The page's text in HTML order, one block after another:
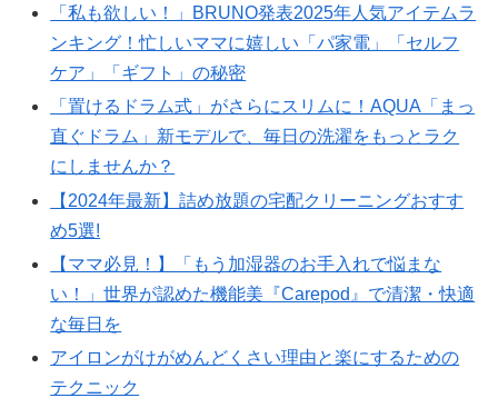
「私も欲しい！」BRUNO発表2025年人気アイテムラ
ンキング！忙しいママに嬉しい「パ家電」「セルフ
ケア」「ギフト」の秘密
「置けるドラム式」がさらにスリムに！AQUA「まっ
直ぐドラム」新モデルで、毎日の洗濯をもっとラク
にしませんか？
【2024年最新】詰め放題の宅配クリーニングおすす
め5選!
【ママ必見！】「もう加湿器のお手入れで悩まな
い！」世界が認めた機能美『Carepod』で清潔・快適
な毎日を
アイロンがけがめんどくさい理由と楽にするための
テクニック